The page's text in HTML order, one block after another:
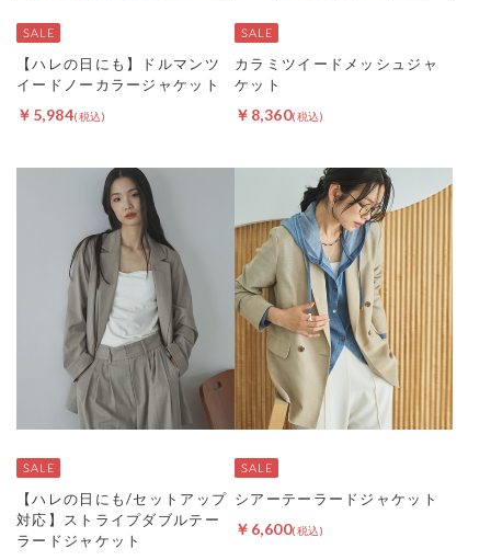
【ハレの日にも】ドルマンツ
イードノーカラージャケット
￥5,984
カラミツイードメッシュジャ
ケット
￥8,360
【ハレの日にも/セットアップ
対応】ストライプダブルテー
ラードジャケット
シアーテーラードジャケット
￥6,600